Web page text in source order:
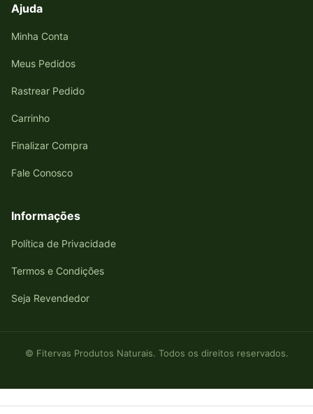
Ajuda
Minha Conta
Meus Pedidos
Rastrear Pedido
Carrinho
Finalizar Compra
Fale Conosco
Informações
Política de Privacidade
Termos e Condições
Seja Revendedor
© Fitervas Produtos Naturais. Todos os direitos reservados.